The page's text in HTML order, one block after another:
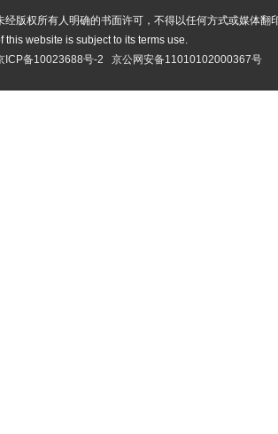
经版权所有人明确的书面许可，不得以任何方式或媒体翻
this website is subject to its terms use.
ICP备10023688号-2
京公网安备11010102000367号